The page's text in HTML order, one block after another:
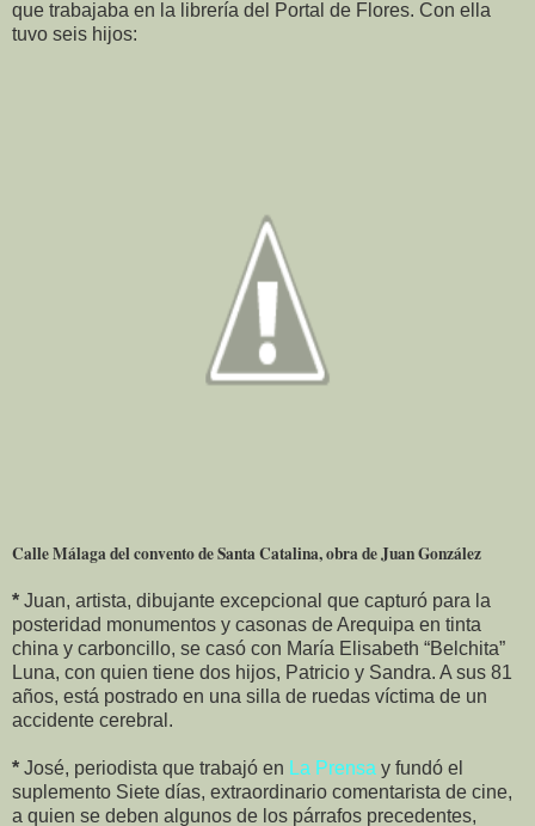
que trabajaba en la librería del Portal de Flores. Con ella
tuvo seis hijos:
Calle Málaga del convento de Santa Catalina, obra de Juan González
* Juan, artista, dibujante excepcional que capturó para la
posteridad monumentos y casonas de Arequipa en tinta
china y carboncillo, se casó con María Elisabeth “Belchita”
Luna, con quien tiene dos hijos, Patricio y Sandra. A sus 81
años, está postrado en una silla de ruedas víctima de un
accidente cerebral.
* José, periodista que trabajó en La Prensa y fundó el
suplemento Siete días, extraordinario comentarista de cine,
a quien se deben algunos de los párrafos precedentes,